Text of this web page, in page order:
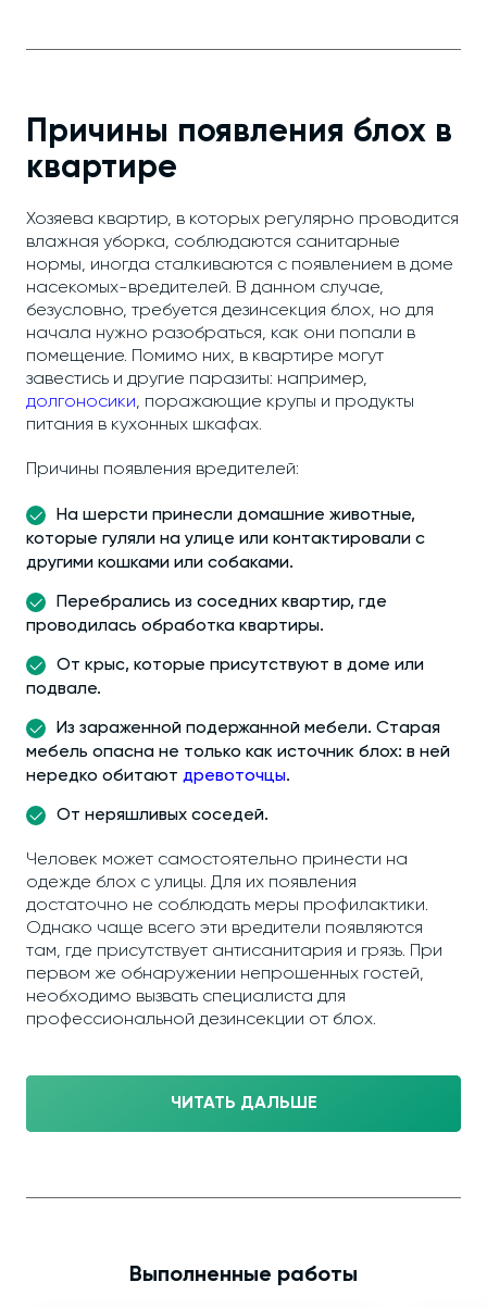
Причины появления блох в
квартире
Хозяева квартир, в которых регулярно проводится
влажная уборка, соблюдаются санитарные
нормы, иногда сталкиваются с появлением в доме
насекомых-вредителей. В данном случае,
безусловно, требуется дезинсекция блох, но для
начала нужно разобраться, как они попали в
помещение. Помимо них, в квартире могут
завестись и другие паразиты: например,
долгоносики, поражающие крупы и продукты
питания в кухонных шкафах.
Причины появления вредителей:
На шерсти принесли домашние животные,
которые гуляли на улице или контактировали с
другими кошками или собаками.
Перебрались из соседних квартир, где
проводилась обработка квартиры.
От крыс, которые присутствуют в доме или
подвале.
Из зараженной подержанной мебели. Старая
мебель опасна не только как источник блох: в ней
нередко обитают древоточцы.
От неряшливых соседей.
Человек может самостоятельно принести на
одежде блох с улицы. Для их появления
достаточно не соблюдать меры профилактики.
Однако чаще всего эти вредители появляются
там, где присутствует антисанитария и грязь. При
первом же обнаружении непрошенных гостей,
необходимо вызвать специалиста для
профессиональной дезинсекции от блох.
ЧИТАТЬ ДАЛЬШЕ
Выполненные работы